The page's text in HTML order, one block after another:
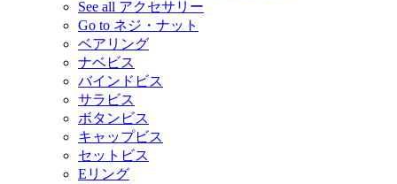
See all アクセサリー
Go to ネジ・ナット
ベアリング
ナベビス
バインドビス
サラビス
ボタンビス
キャップビス
セットビス
Eリング